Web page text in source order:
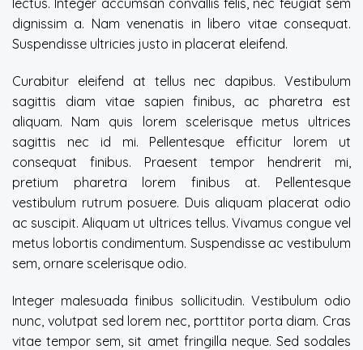
lectus. Integer accumsan convallis felis, nec feugiat sem
dignissim a. Nam venenatis in libero vitae consequat.
Suspendisse ultricies justo in placerat eleifend.
Curabitur eleifend at tellus nec dapibus. Vestibulum
sagittis diam vitae sapien finibus, ac pharetra est
aliquam. Nam quis lorem scelerisque metus ultrices
sagittis nec id mi. Pellentesque efficitur lorem ut
consequat finibus. Praesent tempor hendrerit mi,
pretium pharetra lorem finibus at. Pellentesque
vestibulum rutrum posuere. Duis aliquam placerat odio
ac suscipit. Aliquam ut ultrices tellus. Vivamus congue vel
metus lobortis condimentum. Suspendisse ac vestibulum
sem, ornare scelerisque odio.
Integer malesuada finibus sollicitudin. Vestibulum odio
nunc, volutpat sed lorem nec, porttitor porta diam. Cras
vitae tempor sem, sit amet fringilla neque. Sed sodales